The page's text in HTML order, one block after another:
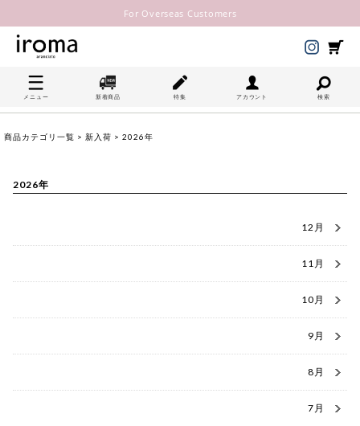
For Overseas Customers
メニュー 新着商品 特集 アカウント 検索
商品カテゴリ一覧 > 新入荷 > 2026年
2026年
12月
11月
10月
9月
8月
7月